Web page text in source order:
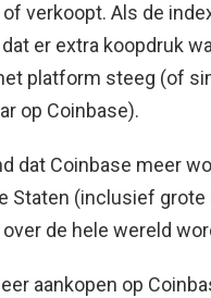
verkoopt. Als de
er extra koopdruk
platform steeg (of
op Coinbase).
dat Coinbase meer
Staten (inclusief
de hele wereld
aankopen op